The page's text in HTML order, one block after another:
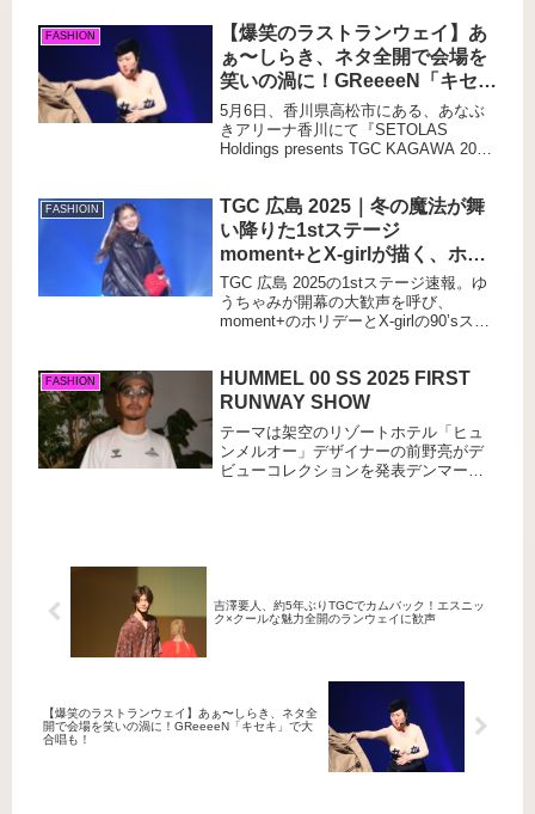
に行われた。ボディーラインの美しさ
を最大限に...
FASHION
【爆笑のラストランウェイ】あ
ぁ〜しらき、ネタ全開で会場を
笑いの渦に！GReeeeN「キセ
キ」で大合唱も！
5月6日、香川県高松市にある、あなぶ
きアリーナ⾹川にて『SETOLAS
Holdings presents TGC KAGAWA 2025
ン）が初開催された。今回、バズりた
ガールコンテストで最後に登場したの
は人気お笑い芸人のあぁ〜しらきであ
った。ランウェイではいつもと雰囲気
が違う衣装で登場するもののポーズを
決める際、服を投げ捨て持ち前のネタ
を披露し、会場を盛り上げた。
FASHIOIN
TGC 広島 2025｜冬の魔法が舞
い降りた1stステージ
moment+とX-girlが描く、ホリ
デーと90’sストリートの物語
TGC 広島 2025の1stステージ速報。ゆ
うちゃみが開幕の大歓声を呼び、
moment+のホリデーとX-girlの90’sスト
FASHION
HUMMEL 00 SS 2025 FIRST
RUNWAY SHOW
テーマは架空のリゾートホテル「ヒュ
ンメルオー」デザイナーの前野亮がデ
ビューコレクションを発表デンマーク
吉澤要人、約5年ぶりTGCでカムバック！エスニッ
ク×クールな魅力全開のランウェイに歓声
【爆笑のラストランウェイ】あぁ〜しらき、ネタ全
開で会場を笑いの渦に！GReeeeN「キセキ」で大
合唱も！